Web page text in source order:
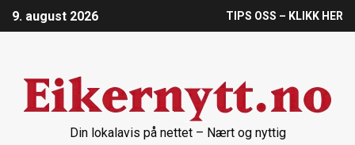
9. august 2026 TIPS OSS – KLIKK HER
Din lokalavis på nettet – Nært og nyttig